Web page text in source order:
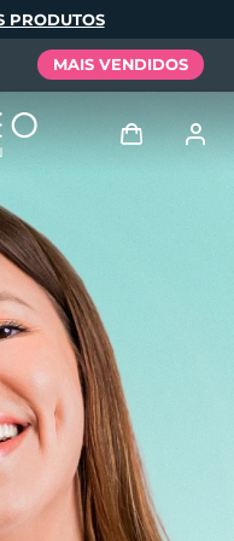
PRODUTOS
MAIS VENDIDOS
Perfil de usuário
Meus aparelhos
Meus pedidos
Meus endereços
subscrições
Español
Português
Русский
繁體中文